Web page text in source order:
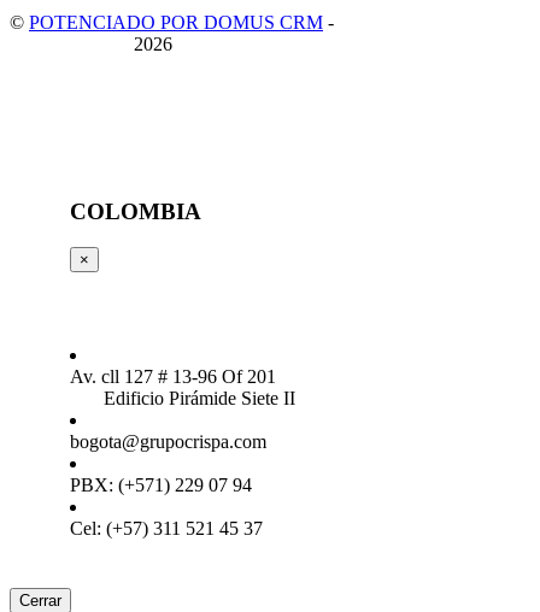
© POTENCIADO POR DOMUS CRM -
2026
COLOMBIA
×
Av. cll 127 # 13-96 Of 201
Edificio Pirámide Siete II
bogota@grupocrispa.com
PBX: (+571) 229 07 94
Cel: (+57) 311 521 45 37
Cerrar